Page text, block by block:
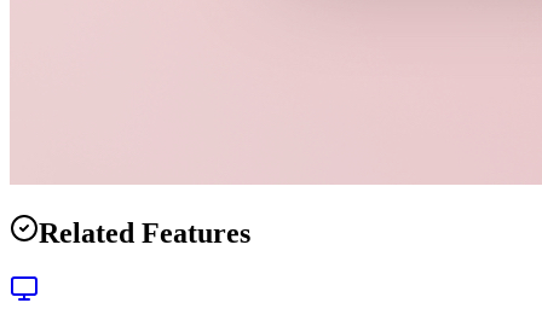
Related Features